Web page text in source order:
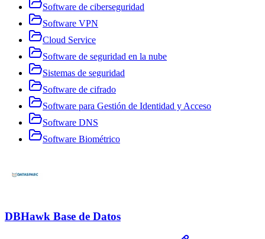
Software de ciberseguridad
Software VPN
Cloud Service
Software de seguridad en la nube
Sistemas de seguridad
Software de cifrado
Software para Gestión de Identidad y Acceso
Software DNS
Software Biométrico
DBHawk Base de Datos